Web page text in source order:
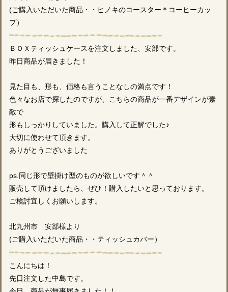
(ご購入いただいた商品・・ヒノキのコースター＊コーヒーカッ
プ）
ＢＯＸティッシュケースを注文しました、安部です。
昨日商品が届きました！
見た目も、形も、価格も言うことなしの満点です！
色々なお店で探したのですが、こちらの商品が一番デザインが素
敵で
形もしっかりしていました。購入して正解でした♪
大切に使わせて頂きます。
ありがとうございました
ps.同じ形で壁掛け型のものが欲しいです＾＾
販売して頂けましたら、ぜひ！購入したいと思っております。
ご検討宜しくお願いします。
北九州市 安部様より
(ご購入いただいた商品・・ティッシュカバー）
こんにちは！
先日注文した中島です。